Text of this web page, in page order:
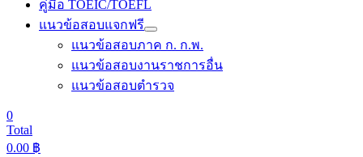
คู่มือ TOEIC/TOEFL
แนวข้อสอบแจกฟรี
แนวข้อสอบภาค ก. ก.พ.
แนวข้อสอบงานราชการอื่น
แนวข้อสอบตำรวจ
0
Total
0.00 ฿